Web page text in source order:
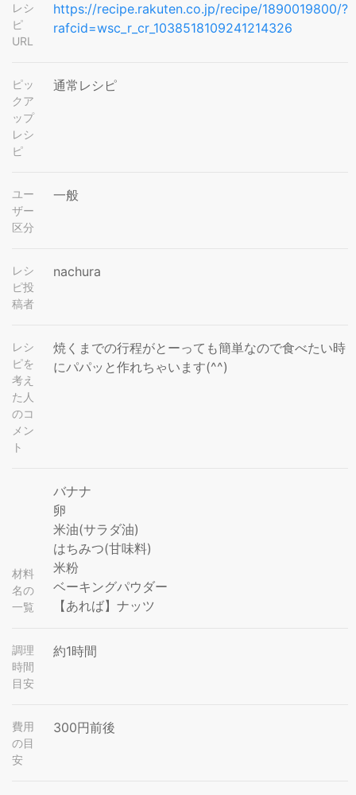
レシ
ピ
URL
https://recipe.rakuten.co.jp/recipe/1890019800/?
rafcid=wsc_r_cr_1038518109241214326
ピッ
クア
ップ
レシ
ピ
通常レシピ
ユー
ザー
区分
一般
レシ
ピ投
稿者
nachura
レシ
ピを
考え
た人
のコ
メン
ト
焼くまでの行程がとーっても簡単なので食べたい時
にパパッと作れちゃいます(^^)
材料
名の
一覧
バナナ
卵
米油(サラダ油)
はちみつ(甘味料)
米粉
ベーキングパウダー
【あれば】ナッツ
調理
時間
目安
約1時間
費用
の目
安
300円前後